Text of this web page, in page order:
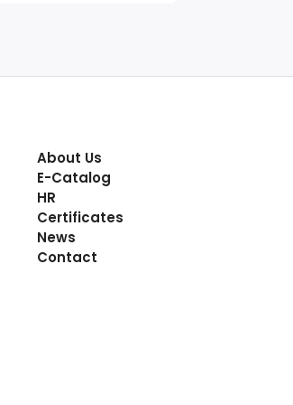
About Us
E-Catalog
HR
Certificates
News
Contact